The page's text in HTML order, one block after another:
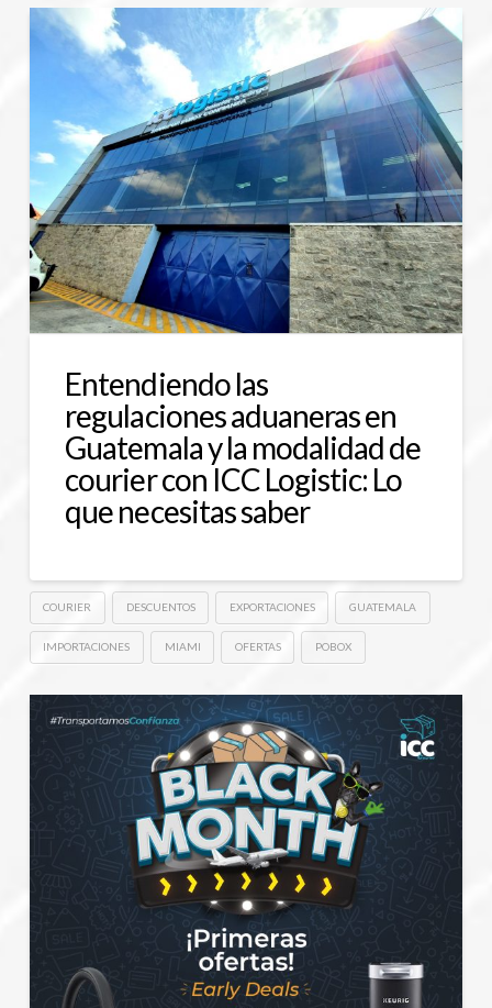
Entendiendo las
regulaciones aduaneras en
Guatemala y la modalidad de
courier con ICC Logistic: Lo
que necesitas saber
COURIER DESCUENTOS EXPORTACIONES GUATEMALA
IMPORTACIONES MIAMI OFERTAS POBOX